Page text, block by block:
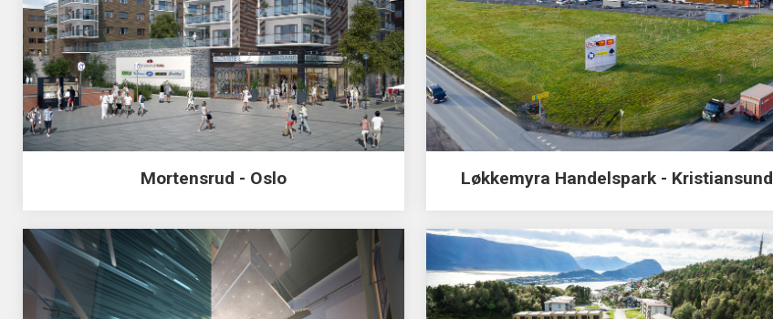
Mortensrud - Oslo Løkkemyra Handelspark - Kristiansund